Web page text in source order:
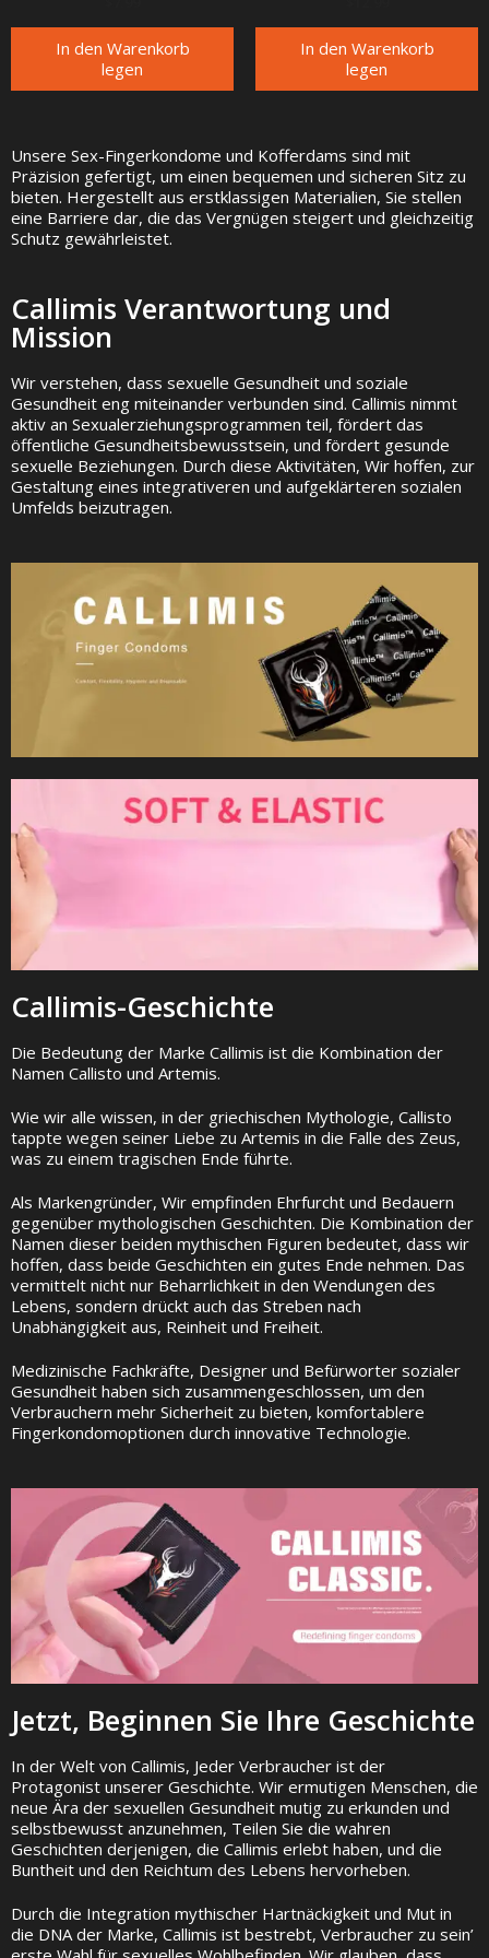
In den Warenkorb
legen
5
In den Warenkorb
legen
Unsere Sex-Fingerkondome und Kofferdams sind mit
Präzision gefertigt, um einen bequemen und sicheren Sitz zu
bieten. Hergestellt aus erstklassigen Materialien, Sie stellen
eine Barriere dar, die das Vergnügen steigert und gleichzeitig
Schutz gewährleistet.
Callimis Verantwortung und
Mission
Wir verstehen, dass sexuelle Gesundheit und soziale
Gesundheit eng miteinander verbunden sind. Callimis nimmt
aktiv an Sexualerziehungsprogrammen teil, fördert das
öffentliche Gesundheitsbewusstsein, und fördert gesunde
sexuelle Beziehungen. Durch diese Aktivitäten, Wir hoffen, zur
Gestaltung eines integrativeren und aufgeklärteren sozialen
Umfelds beizutragen.
Callimis-Geschichte
Die Bedeutung der Marke Callimis ist die Kombination der
Namen Callisto und Artemis.
Wie wir alle wissen, in der griechischen Mythologie, Callisto
tappte wegen seiner Liebe zu Artemis in die Falle des Zeus,
was zu einem tragischen Ende führte.
Als Markengründer, Wir empfinden Ehrfurcht und Bedauern
gegenüber mythologischen Geschichten. Die Kombination der
Namen dieser beiden mythischen Figuren bedeutet, dass wir
hoffen, dass beide Geschichten ein gutes Ende nehmen. Das
vermittelt nicht nur Beharrlichkeit in den Wendungen des
Lebens, sondern drückt auch das Streben nach
Unabhängigkeit aus, Reinheit und Freiheit.
Medizinische Fachkräfte, Designer und Befürworter sozialer
Gesundheit haben sich zusammengeschlossen, um den
Verbrauchern mehr Sicherheit zu bieten, komfortablere
Fingerkondomoptionen durch innovative Technologie.
Jetzt, Beginnen Sie Ihre Geschichte
In der Welt von Callimis, Jeder Verbraucher ist der
Protagonist unserer Geschichte. Wir ermutigen Menschen, die
neue Ära der sexuellen Gesundheit mutig zu erkunden und
selbstbewusst anzunehmen, Teilen Sie die wahren
Geschichten derjenigen, die Callimis erlebt haben, und die
Buntheit und den Reichtum des Lebens hervorheben.
Durch die Integration mythischer Hartnäckigkeit und Mut in
die DNA der Marke, Callimis ist bestrebt, Verbraucher zu sein’